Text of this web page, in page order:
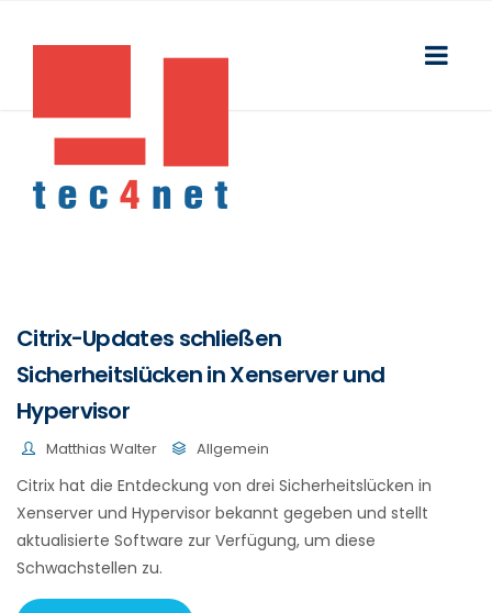
Citrix-Updates schließen
Sicherheitslücken in Xenserver und
Hypervisor
Matthias Walter Allgemein
Citrix hat die Entdeckung von drei Sicherheitslücken in
Xenserver und Hypervisor bekannt gegeben und stellt
aktualisierte Software zur Verfügung, um diese
Schwachstellen zu.